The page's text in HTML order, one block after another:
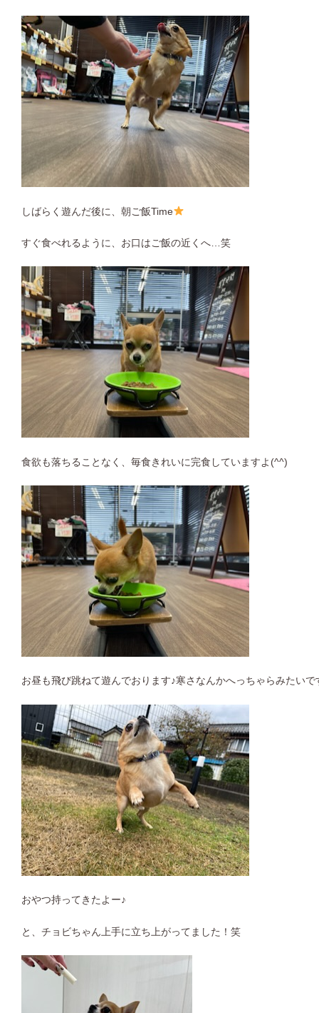
しばらく遊んだ後に、朝ご飯Time
すぐ食べれるように、お口はご飯の近くへ…笑
食欲も落ちることなく、毎食きれいに完食していますよ(^^)
お昼も飛び跳ねて遊んでおります♪寒さなんかへっちゃらみたいで
おやつ持ってきたよー♪
と、チョビちゃん上手に立ち上がってました！笑